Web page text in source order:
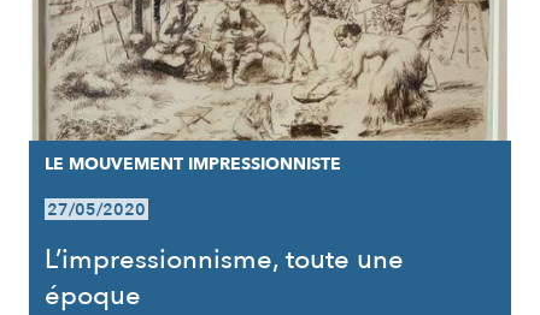
LE MOUVEMENT IMPRESSIONNISTE
27/05/2020
L’impressionnisme, toute une
époque